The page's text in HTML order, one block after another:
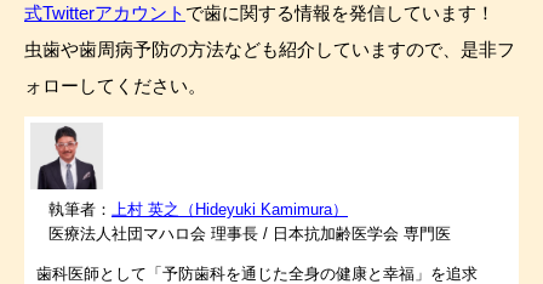
式Twitterアカウント で歯に関する情報を発信しています！
虫歯や歯周病予防の方法なども紹介していますので、是非フ
ォローしてください。
執筆者：
上村 英之（Hideyuki Kamimura）
医療法人社団マハロ会 理事長 / 日本抗加齢医学会 専門医
歯科医師として「予防歯科を通じた全身の健康と幸福」を追求